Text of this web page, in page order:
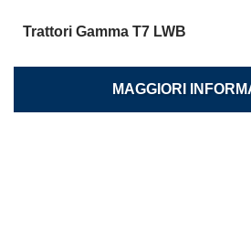
Trattori Gamma T7 LWB
MAGGIORI